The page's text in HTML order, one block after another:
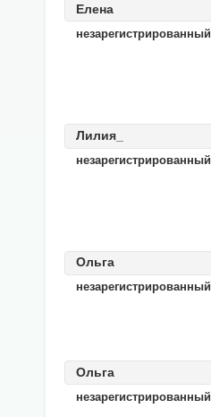
Елена
незарегистрированный
Лилия_
незарегистрированный
Ольга
незарегистрированный
Ольга
незарегистрированный